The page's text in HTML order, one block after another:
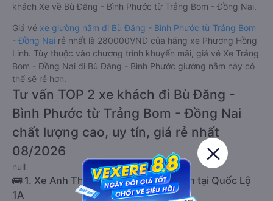
khách Xe về Bù Đăng - Bình Phước từ Trảng Bom - Đồng Nai.
Giá vé xe giường nằm đi Bù Đăng - Bình Phước từ Trảng Bom
- Đồng Nai rẻ nhất là 280000VND của hãng xe Phương Hồng
Linh. Tùy thuộc vào chương trình khuyến mãi, giá vé Xe Trảng
Bom - Đồng Nai đi Bù Đăng - Bình Phước giường nằm này có
thể sẽ rẻ hơn.
Tư vấn TOP 2 xe khách đi Bù Đăng -
Bình Phước từ Trảng Bom - Đồng Nai
chất lượng cao, uy tín, giá rẻ nhất
08/2026
null
🚌 1. Xe Anh Thư (Đắk Nông) khởi hành tại Quốc Lộ
1A